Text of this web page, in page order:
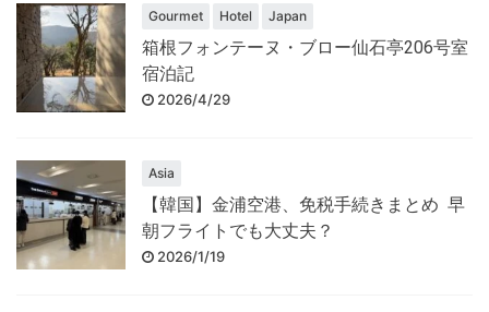
Gourmet Hotel Japan
箱根フォンテーヌ・ブロー仙石亭206号室
宿泊記
2026/4/29
Asia
【韓国】金浦空港、免税手続きまとめ 早
朝フライトでも大丈夫？
2026/1/19